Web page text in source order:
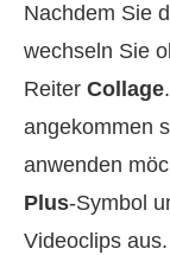
Nachdem Sie
wechseln Sie
Reiter Collage
angekommen
anwenden
Plus-Symbol
Videoclips aus.